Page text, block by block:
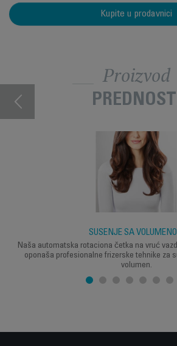
Kupite u prodavnici
Proizvod
SUŠENJE SA
Naša automatska rotaciona četka na vruć
oponaša profesionalne frizerske tehnike za
volumen.